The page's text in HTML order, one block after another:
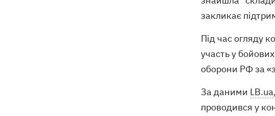
закликає
Під час огляду
участь у
оборони РФ за
За даними LB.ua
проводився у